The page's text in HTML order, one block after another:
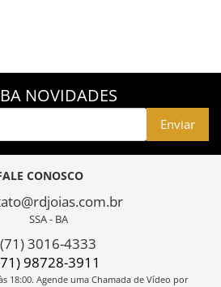
NOVIDADES
Enviar
CONOSCO
SSA - BA
(71) 3016-4333
98728-3911
18:00. Agende uma Chamada de Vídeo por